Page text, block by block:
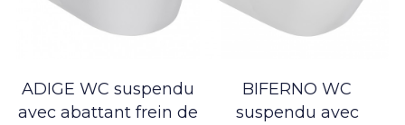
ADIGE WC suspendu
avec abattant frein de
BIFERNO WC
suspendu avec